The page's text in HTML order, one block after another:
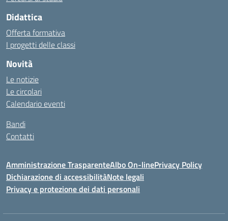
Didattica
Offerta formativa
I progetti delle classi
Novità
Le notizie
Le circolari
Calendario eventi
Bandi
Contatti
Amministrazione TrasparenteAlbo On-linePrivacy Policy
Dichiarazione di accessibilitàNote legali
Privacy e protezione dei dati personali